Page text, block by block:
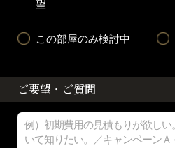
望
この部屋のみ検討中
ご要望・ご質問